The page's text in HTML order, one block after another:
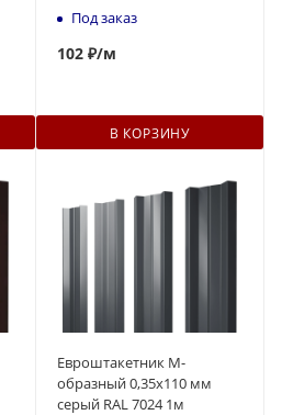
Под заказ
102 ₽/м
В КОРЗИНУ
Евроштакетник М-
образный 0,35x110 мм
серый RAL 7024 1м